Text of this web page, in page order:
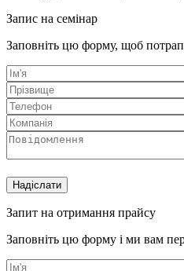
Запис на семінар
Заповніть цю форму, щоб
Запит на отримання прайсу
Заповніть цю форму і ми вам